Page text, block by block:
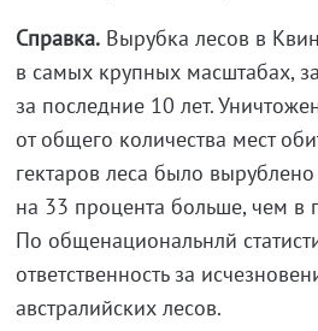
Справка.Вырубка лесов в
в самых крупных масштабах,
за последние 10 лет.
от общего количества мест
гектаров леса было
на 33 процента больше, чем в
По общенациональнлй
ответственность за
австралийских лесов.